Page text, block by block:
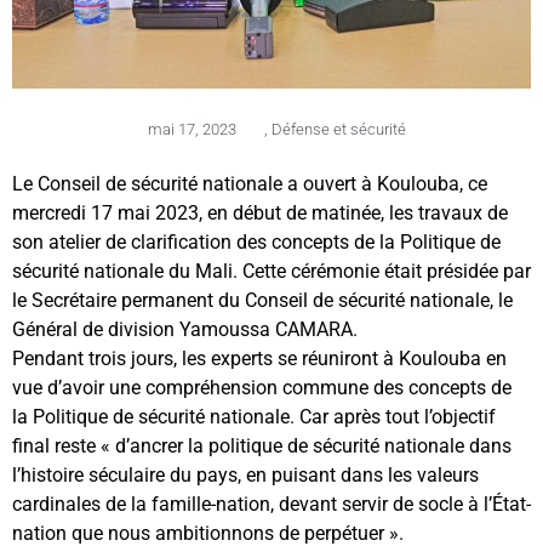
mai 17, 2023 Défense et sécurité
Le Conseil de sécurité nationale a ouvert à Koulouba, ce
mercredi 17 mai 2023, en début de matinée, les travaux de
son atelier de clarification des concepts de la Politique de
sécurité nationale du Mali. Cette cérémonie était présidée par
le Secrétaire permanent du Conseil de sécurité nationale, le
Général de division Yamoussa CAMARA.
Pendant trois jours, les experts se réuniront à Koulouba en
vue d’avoir une compréhension commune des concepts de
la Politique de sécurité nationale. Car après tout l’objectif
final reste « d’ancrer la politique de sécurité nationale dans
l’histoire séculaire du pays, en puisant dans les valeurs
cardinales de la famille-nation, devant servir de socle à l’État-
nation que nous ambitionnons de perpétuer ».